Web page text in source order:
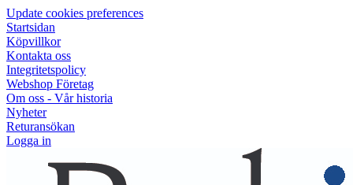
Update cookies preferences
Startsidan
Köpvillkor
Kontakta oss
Integritetspolicy
Webshop Företag
Om oss - Vår historia
Nyheter
Returansökan
Logga in